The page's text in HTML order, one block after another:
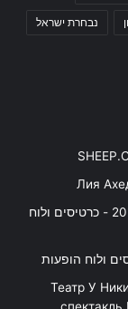
נבחרת ישראל
Лия
משופן ועד AC/DC - מופע פסנתר לאור נרות 2026 - כרטיסים ולוח
"Театр У